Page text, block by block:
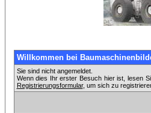
Willkommen bei
Sie sind nicht angemeldet.
Wenn dies Ihr erster Besuch hier ist, lesen
Registrierungsformular, um sich zu